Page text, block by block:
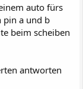
auto fürs
pin a und b
beim scheiben
antworten